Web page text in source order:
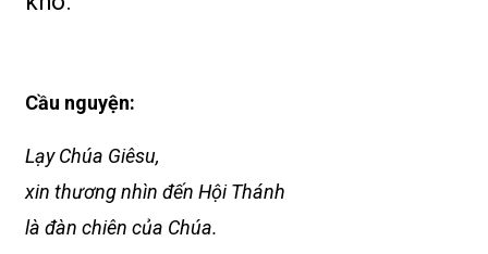
Cầu nguyện:
Lạy Chúa Giêsu,
xin thương nhìn đến Hội Thánh
là đàn chiên của Chúa.